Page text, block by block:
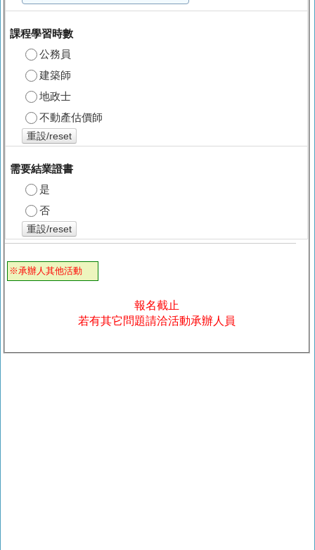
課程學習時數
公務員
建築師
地政士
不動產估價師
重設/reset
需要結業證書
是
否
重設/reset
※承辦人其他活動
報名截止
若有其它問題請洽活動承辦人員